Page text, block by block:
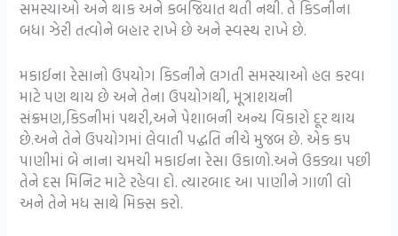
સમસ્યાઓ અને થાક અને કબજિયાત થતી નથી. તે કિડનીના
બધા ઝેરી તત્વોને બહાર રાખે છે અને સ્વસ્થ રાખે છે.
મકાઈના રેસાનો ઉપયોગ કિડનીને લગતી સમસ્યાઓ હલ કરવા
માટે પણ થાય છે અને તેના ઉપયોગથી, મૂત્રાશયની
સંક્રમણ,કિડનીમાં પથરી,અને પેશાબની અન્ય વિકારો દૂર થાય
છે.અને તેને ઉપયોગમાં લેવાતી પદ્ધતિ નીચે મુજબ છે. એક કપ
પાણીમાં બે નાના ચમચી મકાઈના રેસા ઉકાળો.અને ઉકડ્યા પછી
તેને દસ મિનિટ માટે રહેવા દો. ત્યારબાદ આ પાણીને ગાળી લો
અને તેને મધ સાથે મિક્સ કરો.